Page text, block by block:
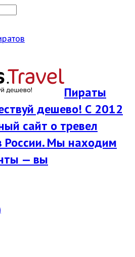
Пираты
дешево! С 2012
сайт о тревел
России. Мы находим
— вы